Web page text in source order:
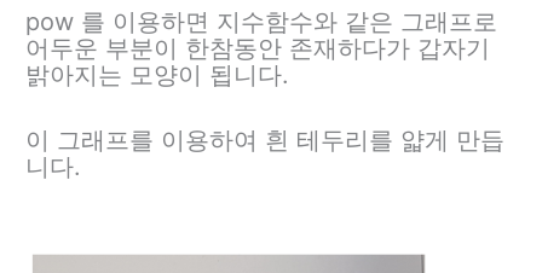
pow 를 이용하면 지수함수와 같은 그래프로
어두운 부분이 한참동안 존재하다가 갑자기
밝아지는 모양이 됩니다.
이 그래프를 이용하여 흰 테두리를 얇게 만듭
니다.